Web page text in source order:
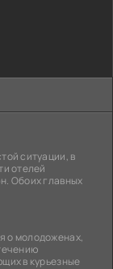
ситуации, в
отелей
Обоих главных
о молодоженах,
в курьезные